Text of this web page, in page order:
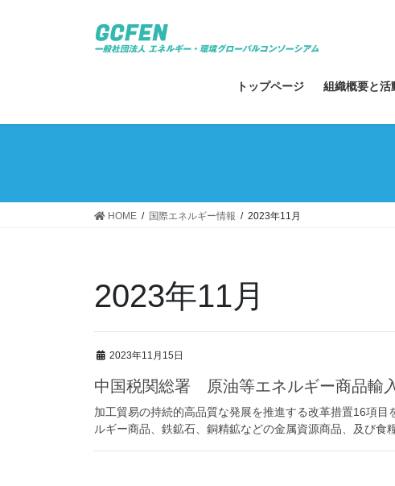
ス
ン
トップページ 組織概要と活
HOME 国際エネルギー情報 2023年11月
2023年11月
2023年11月15日
中国税関総署 原油等エネルギー商品輸
加工貿易の持続的高品質な発展を推進する改革措置16項
ルギー商品、鉄鉱石、銅精鉱などの金属資源商品、及び食